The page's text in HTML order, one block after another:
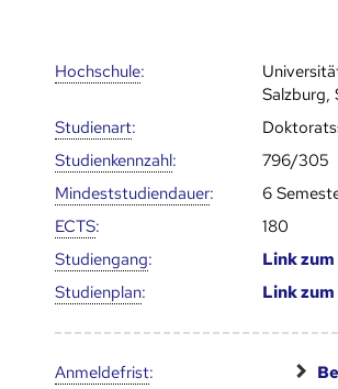
Hoch­schule:
Salzburg,
Studienart:
Studien­kenn­zahl:
796/305
Mindest­studien­dauer:
6
ECTS:
180
Studien­gang: Link zum
Studien­plan: Link zum
Anmelde­frist: